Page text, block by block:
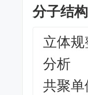
分子结
立体
分析
共聚